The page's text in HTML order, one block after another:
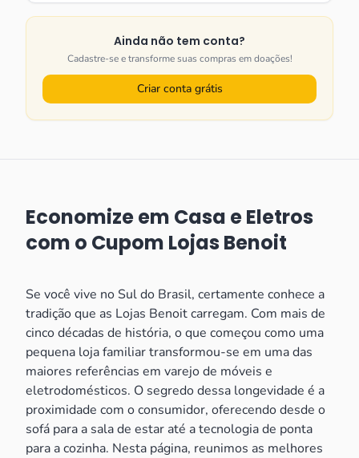
Ainda não tem conta?
Cadastre-se e transforme suas compras em doações!
Criar conta grátis
Economize em Casa e Eletros
com o Cupom Lojas Benoit
Se você vive no Sul do Brasil, certamente conhece a
tradição que as Lojas Benoit carregam. Com mais de
cinco décadas de história, o que começou como uma
pequena loja familiar transformou-se em uma das
maiores referências em varejo de móveis e
eletrodomésticos. O segredo dessa longevidade é a
proximidade com o consumidor, oferecendo desde o
sofá para a sala de estar até a tecnologia de ponta
para a cozinha. Nesta página, reunimos as melhores